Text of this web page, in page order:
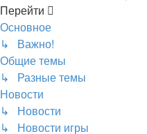
Перейти
Основное
↳ Важно!
Общие темы
↳ Разные темы
Новости
↳ Новости
↳ Новости игры